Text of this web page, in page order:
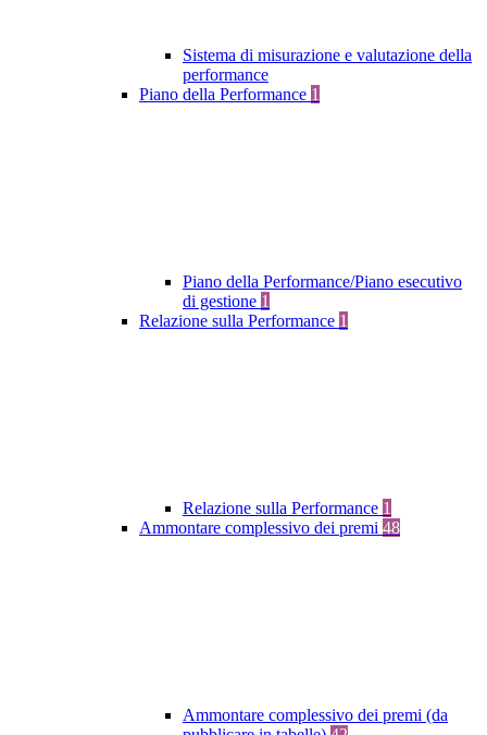
Sistema di misurazione e valutazione della
performance
Piano della Performance 1
Piano della Performance/Piano esecutivo
di gestione 1
Relazione sulla Performance 1
Relazione sulla Performance 1
Ammontare complessivo dei premi 48
Ammontare complessivo dei premi (da